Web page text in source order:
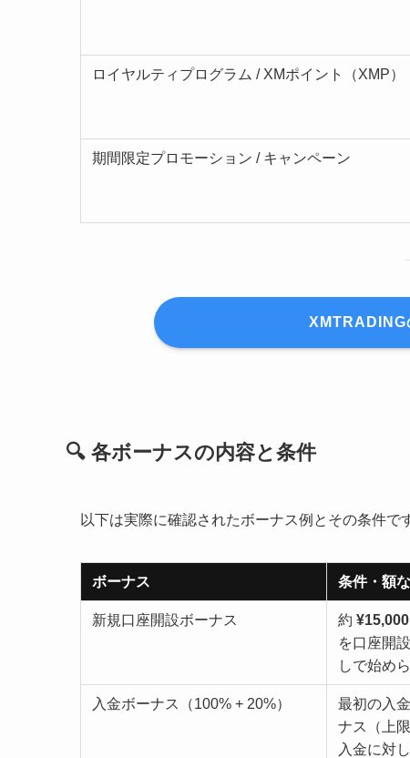
ロイヤルティプログラム / XMポイント（XMP）
期間限定プロモーション / キャンペーン
XMTRADING
🔍 各ボーナスの内容と条件
以下は実際に確認されたボーナス例とその条件で
ボーナス 条件・額
新規口座開設ボーナス 約
を口座開
しで始め
入金ボーナス（100% + 20%）
最初の入
ナス（上
入金に対